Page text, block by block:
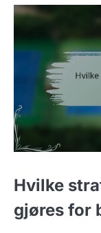
Hvilke
gjøres for